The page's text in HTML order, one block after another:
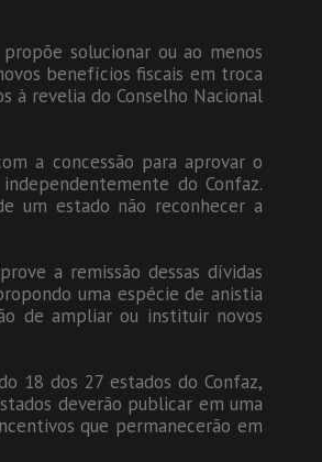
solucionar ou ao menos
benefícios fiscais em troca
à revelia do Conselho Nacional
a concessão para aprovar o
do Confaz.
um estado não reconhecer a
a remissão dessas dívidas
uma espécie de anistia
de ampliar ou instituir novos
18 dos 27 estados do Confaz,
deverão publicar em uma
que permanecerão em